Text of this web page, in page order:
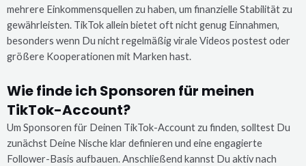
mehrere Einkommensquellen zu haben, um finanzielle Stabilität zu
gewährleisten. TikTok allein bietet oft nicht genug Einnahmen,
besonders wenn Du nicht regelmäßig virale Videos postest oder
größere Kooperationen mit Marken hast.
Wie finde ich Sponsoren für meinen
TikTok-Account?
Um Sponsoren für Deinen TikTok-Account zu finden, solltest Du
zunächst Deine Nische klar definieren und eine engagierte
Follower-Basis aufbauen. Anschließend kannst Du aktiv nach